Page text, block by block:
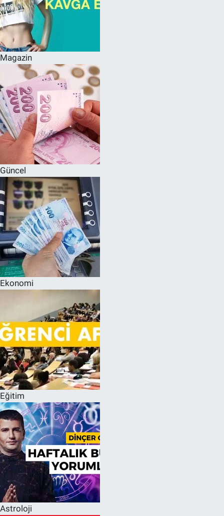
Magazin
Güncel
Ekonomi
Eğitim
Astroloji